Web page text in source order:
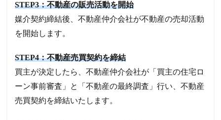
STEP3：不動産の販売活動を開始
媒介契約締結後、不動産仲介会社が不動産の売却活動
を開始します。
STEP4：不動産売買契約を締結
買主が決定したら、不動産仲介会社が「買主の住宅ロ
ーン事前審査」と「不動産の最終調査」行い、不動産
売買契約を締結いたします。